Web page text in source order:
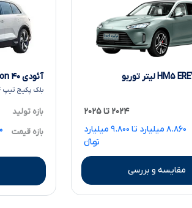
۲۰۲۴ تا ۲۰۲۵
۸.۸۶۰ میلیارد تا ۹.۸۰۰ میلیارد
تومانءءء
مقایسه و بررسی
آئودی Q۵ e-tron ۴۰
بلک پکیج تیپ ۴
بازه تولید
بازه قیمت